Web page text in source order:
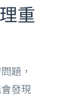
重
題，
發現